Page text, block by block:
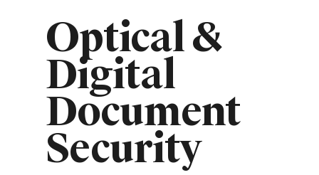
d'Ariane
Optical &
Digital
Document
Security